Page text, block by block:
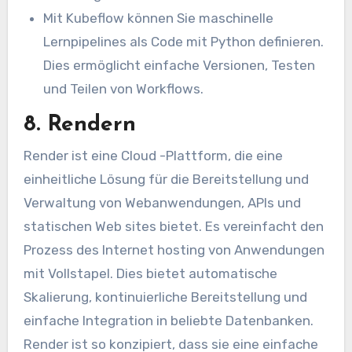
Mit Kubeflow können Sie maschinelle
Lernpipelines als Code mit Python definieren.
Dies ermöglicht einfache Versionen, Testen
und Teilen von Workflows.
8. Rendern
Render ist eine Cloud -Plattform, die eine
einheitliche Lösung für die Bereitstellung und
Verwaltung von Webanwendungen, APIs und
statischen Web sites bietet. Es vereinfacht den
Prozess des Internet hosting von Anwendungen
mit Vollstapel. Dies bietet automatische
Skalierung, kontinuierliche Bereitstellung und
einfache Integration in beliebte Datenbanken.
Render ist so konzipiert, dass sie eine einfache